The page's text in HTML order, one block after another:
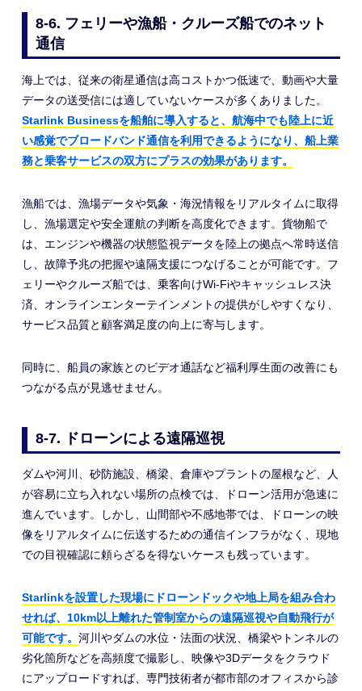
8-6. フェリーや漁船・クルーズ船でのネット
通信
海上では、従来の衛星通信は高コストかつ低速で、動画や大量
データの送受信には適していないケースが多くありました。
Starlink Businessを船舶に導入すると、航海中でも陸上に近
い感覚でブロードバンド通信を利用できるようになり、船上業
務と乗客サービスの双方にプラスの効果があります。
漁船では、漁場データや気象・海況情報をリアルタイムに取得
し、漁場選定や安全運航の判断を高度化できます。貨物船で
は、エンジンや機器の状態監視データを陸上の拠点へ常時送信
し、故障予兆の把握や遠隔支援につなげることが可能です。フ
ェリーやクルーズ船では、乗客向けWi-Fiやキャッシュレス決
済、オンラインエンターテインメントの提供がしやすくなり、
サービス品質と顧客満足度の向上に寄与します。
同時に、船員の家族とのビデオ通話など福利厚生面の改善にも
つながる点が見逃せません。
8-7. ドローンによる遠隔巡視
ダムや河川、砂防施設、橋梁、倉庫やプラントの屋根など、人
が容易に立ち入れない場所の点検では、ドローン活用が急速に
進んでいます。しかし、山間部や不感地帯では、ドローンの映
像をリアルタイムに伝送するための通信インフラがなく、現地
での目視確認に頼らざるを得ないケースも残っています。
Starlinkを設置した現場にドローンドックや地上局を組み合わ
せれば、10km以上離れた管制室からの遠隔巡視や自動飛行が
可能です。 河川やダムの水位・法面の状況、橋梁やトンネルの
劣化箇所などを高頻度で撮影し、映像や3Dデータをクラウド
にアップロードすれば、専門技術者が都市部のオフィスから診